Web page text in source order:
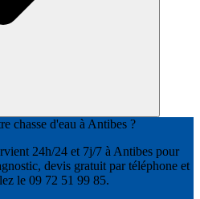
chasse d'eau à Antibes ?
24h/24 et 7j/7 à Antibes pour
devis gratuit par téléphone et
le 09 72 51 99 85.